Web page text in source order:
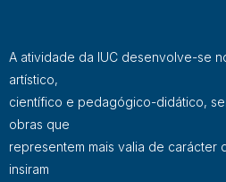
A atividade da IUC desenvolve-se
artístico,
científico e pedagógico-didático,
obras que
representem mais valia de
insiram